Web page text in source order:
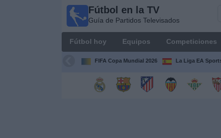
Fútbol en la TV
Guía de Partidos Televisados
Fútbol hoy Equipos Competiciones
FIFA Copa Mundial 2026 La Liga EA